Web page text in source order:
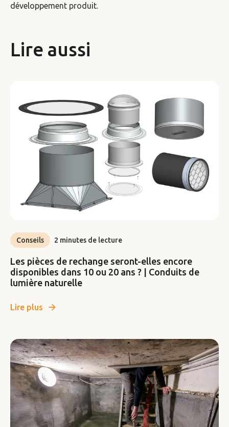
développement produit.
Lire aussi
Conseils 2 minutes de lecture
Les pièces de rechange seront-elles encore
disponibles dans 10 ou 20 ans ? | Conduits de
lumière naturelle
Lire plus